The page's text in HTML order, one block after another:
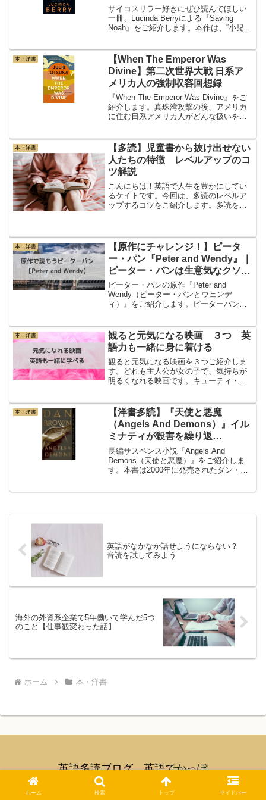
TOEIC750
サイコスリラー好きにぜひ読んでほしい
一冊、Lucinda Berryによる『Saving
Noah』をご紹介します。本作は、“小児愛
いた衝撃の物語です。あらすじある
日、...
本・洋書
【When The Emperor Was
Divine】第二次世界大戦 日系ア
メリカ人の強制収容回想録
『When The Emperor Was Divine』をご
紹介します。真珠湾攻撃の後、アメリカ
に住む日系アメリカ人がどんな扱いを受
ていたんです。当時の回想録です。
本・洋書
【多読】児童書から抜け出せない
人たちの特徴 レベルアップのコ
ツ解説
こんにちは！英語で人生を豊かにしてい
るケイトです。今回は、多読のレベルア
ップするコツをご紹介します。多読を始
ので早く読み切ることがで...
本・洋書
【原作にチャレンジ！】ピータ
ー・パン『Peter and Wendy』｜
ピーター・パンは生意気なクソガ
キ！？
ピーター・パンの原作『Peter and
Wendy（ピーター・パンとウェンデ
ィ）』をご紹介します。ピーターパンは
ーターパンに親しんだことがある人は多
いのではないでしょ...
本・洋書
観ると元気になる映画 ３つ 英
語力も一緒に身に着ける
観ると元気になる映画を３つご紹介しま
す。どれも主人公が女の子で、気持ちが
明るくなれる映画です。キューティ・ブ
ド主人エル・ウッズがハーバードのロー
スクールで奮闘する姿に元...
本・洋書
【洋書多読】『天使と悪魔
（Angels And Demons）』イル
ミナティが殺害を繰り返
す、、！？
長編サスペンス小説『Angels And
Demons（天使と悪魔）』をご紹介しま
す。本書は2000年に発売されたダン・ブ
英語がなかなか話せようにならない？
音読を試してみよう
海外の外資系企業で5年働いて学んだ5つ
のこと【仕事観変わった話】
ホーム 本・洋書
英語多読ブログ 英語でかっぽ
© 2018 英語多読ブログ 英語でかっぽ.
ホーム 検索 トップ サイドバー